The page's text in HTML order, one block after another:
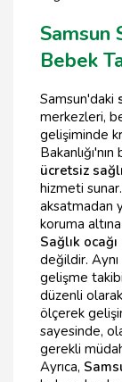
Samsun
Bebek
Samsun'daki
merkezleri,
gelişiminde
ücretsiz
hizmeti sunar.
aksatmadan
koruma
Sağlık
değildir.
gelişme
düzenli
ölçerek
sayesinde,
gerekli
Ayrıca,